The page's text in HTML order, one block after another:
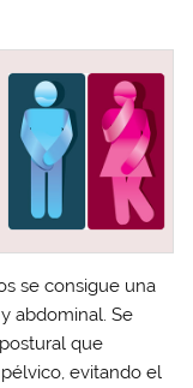
se consigue una
abdominal. Se
que
pélvico,evitando el